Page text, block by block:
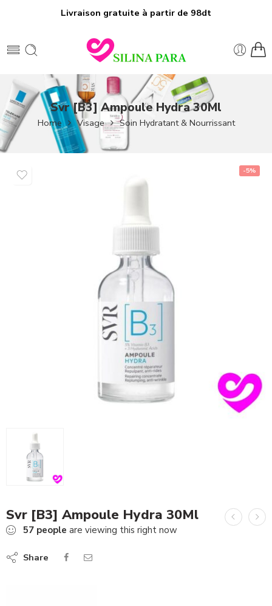
Livraison gratuite à partir de 98dt
Svr [B3] Ampoule Hydra 30Ml
Home Visage Soin Hydratant & Nourrissant
-5%
Svr [B3] Ampoule Hydra 30Ml
57 people are viewing this right now
Share